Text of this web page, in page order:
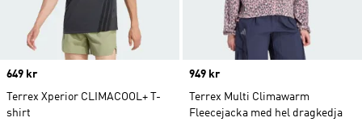
Price
649 kr
Terrex Xperior CLIMACOOL+ T-
shirt
Price
949 kr
Terrex Multi Climawarm
Fleecejacka med hel dragkedja